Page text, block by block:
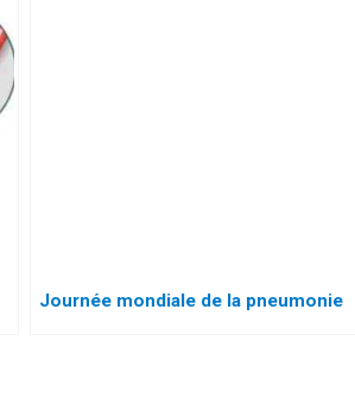
Journée mondiale de la pneumonie